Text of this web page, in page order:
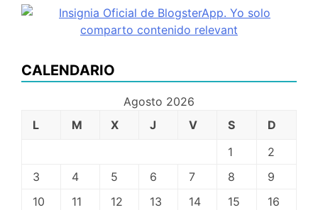
CALENDARIO
Agosto 2026
L
M X J V S D
1
2
3
4 5 6 7 8
9
10
11 12 13 14 15
16